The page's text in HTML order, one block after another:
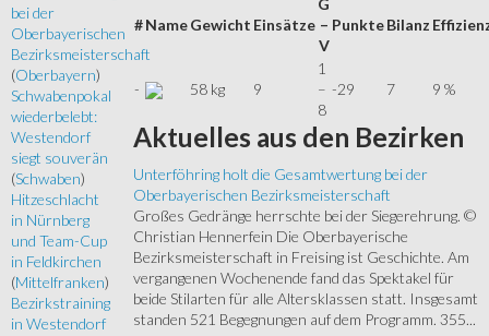
#NameGewicht Einsätze
G
–
V
PunkteBilanz
- 58 kg 9
1
–
8
-29 7 9 %
Aktuelles aus den Bezirken
Unterföhring holt die Gesamtwertung bei der
Oberbayerischen Bezirksmeisterschaft
Großes Gedränge herrschte bei der Siegerehrung. ©
Christian Hennerfein Die Oberbayerische
Bezirksmeisterschaft in Freising ist Geschichte. Am
vergangenen Wochenende fand das Spektakel für
beide Stilarten für alle Altersklassen statt. Insgesamt
standen 521 Begegnungen auf dem Programm. 355...
bei der
Oberbayerischen
Bezirksmeisterschaft
(Oberbayern)
Schwabenpokal
wiederbelebt:
Westendorf
siegt souverän
(Schwaben)
Hitzeschlacht
in Nürnberg
und Team-Cup
in Feldkirchen
(Mittelfranken)
Bezirkstraining
in Westendorf